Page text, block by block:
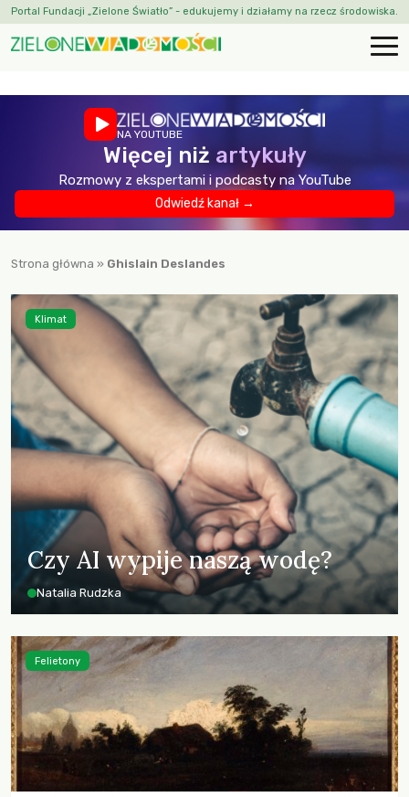
Portal Fundacji „Zielone Światło” - edukujemy i działamy na rzecz środowiska.
NA YOUTUBE
Więcej niż artykuły
Rozmowy z ekspertami i podcasty na YouTube
Odwiedź kanał →
Strona główna » Ghislain Deslandes
Czy AI wypije naszą wodę?
Natalia Rudzka
Klimat
Felietony